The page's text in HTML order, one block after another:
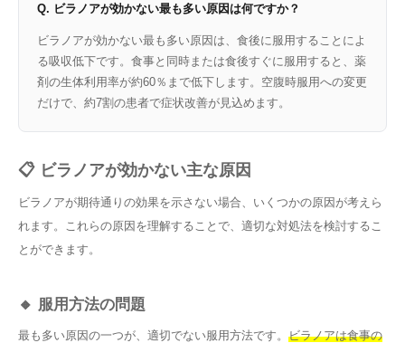
Q. ビラノアが効かない最も多い原因は何ですか？
ビラノアが効かない最も多い原因は、食後に服用することによ
る吸収低下です。食事と同時または食後すぐに服用すると、薬
剤の生体利用率が約60％まで低下します。空腹時服用への変更
だけで、約7割の患者で症状改善が見込めます。
📋 ビラノアが効かない主な原因
ビラノアが期待通りの効果を示さない場合、いくつかの原因が考えら
れます。これらの原因を理解することで、適切な対処法を検討するこ
とができます。
🔸 服用方法の問題
最も多い原因の一つが、適切でない服用方法です。 ビラノアは食事の